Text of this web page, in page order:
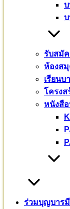
รับสมัค
ห้องส
เรียนบ
โครงส
หนังสือ
ร่วมบุญบารมี
รศ.ดร. เวทย์ บรร
๐๘๑ – ๙๔๓ – ๒๖๖
แม่ชีจิราภรณ์ ชวะ
๐๖๒ – ๒๖๒ – ๒๖
ป้ายชื่อทางเข้ามห
https://
บาลี
หมวดหมู่
ข่าวสาร(235)